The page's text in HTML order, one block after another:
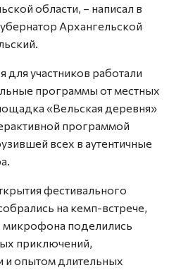
области, – написал в
Архангельской
для участников работали
программы от местных
«Вельская деревня»
программой
всех в аутентичные
фестивального
на кемп-встрече,
микрофона поделились
приключений,
и опытом длительных